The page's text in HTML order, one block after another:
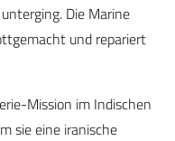
Die Marine
und repariert
Mission im Indischen
sie eine iranische